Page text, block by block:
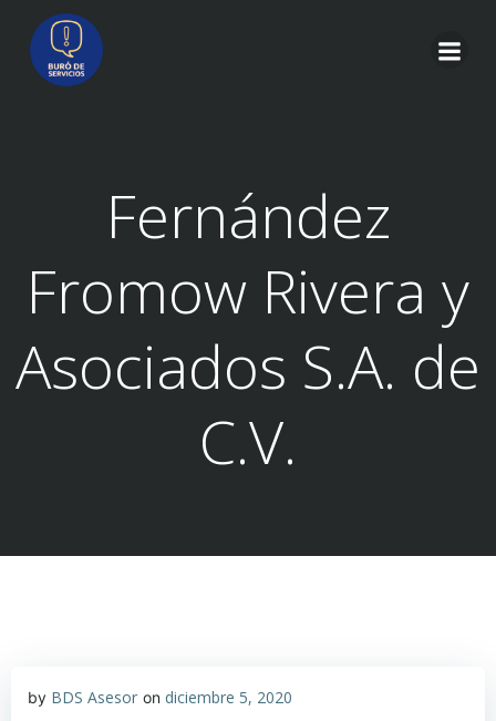
contenido
Fernández
Fromow Rivera y
Asociados S.A. de
C.V.
by BDS Asesor on diciembre 5, 2020